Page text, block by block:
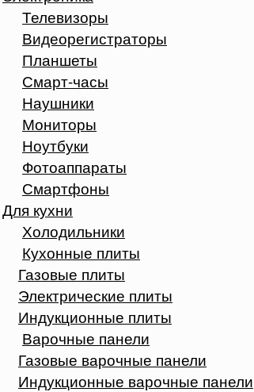
Телевизоры
Видеорегистраторы
Планшеты
Смарт-часы
Наушники
Мониторы
Ноутбуки
Фотоаппараты
Смартфоны
Для кухни
Холодильники
Кухонные плиты
Газовые плиты
Электрические плиты
Индукционные плиты
Варочные панели
Газовые варочные панели
Индукционные варочные панели